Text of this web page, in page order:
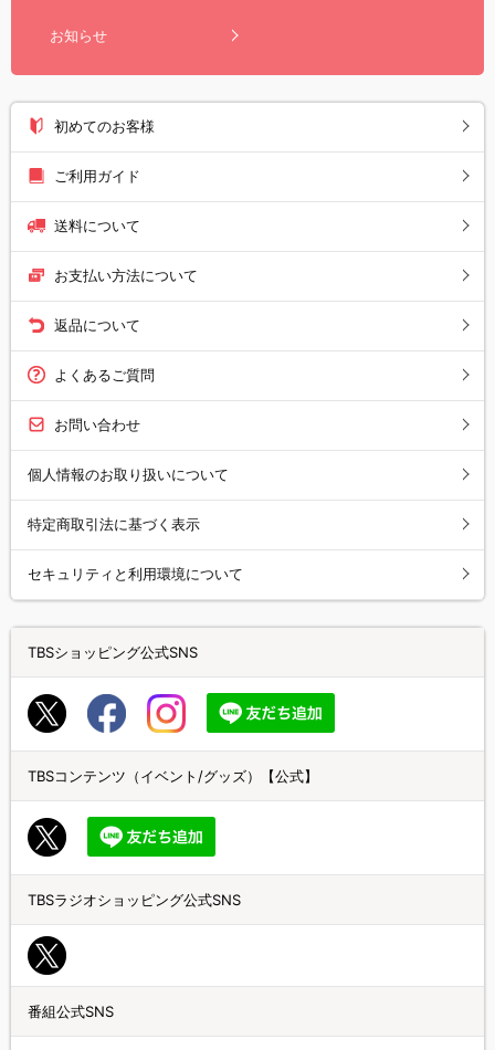
お知らせ
初めてのお客様
ご利用ガイド
送料について
お支払い方法について
返品について
よくあるご質問
お問い合わせ
個人情報のお取り扱いについて
特定商取引法に基づく表示
セキュリティと利用環境について
TBSショッピング公式SNS
TBSコンテンツ（イベント/グッズ）【公式】
TBSラジオショッピング公式SNS
番組公式SNS